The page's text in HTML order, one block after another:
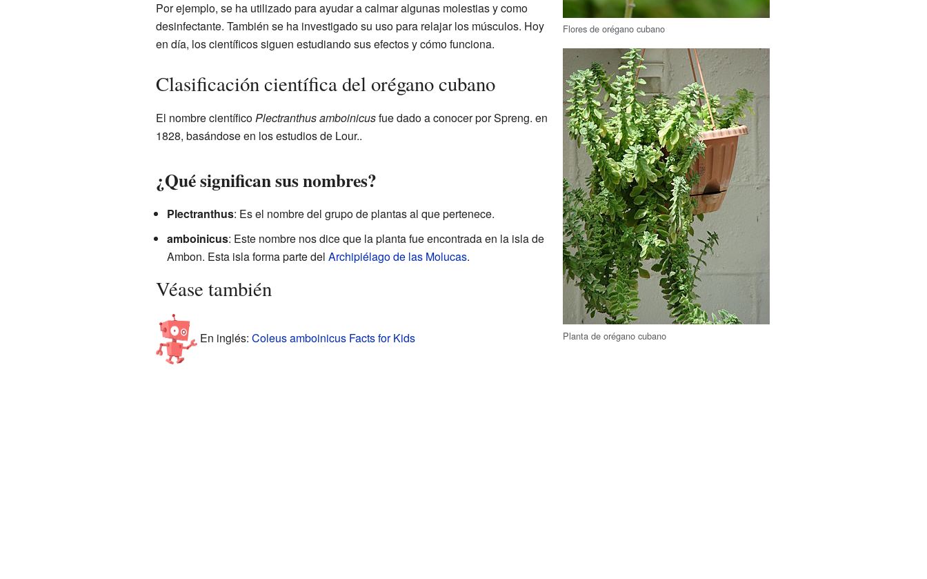
Flores de orégano cubano
Planta de orégano cubano
Por ejemplo, se ha utilizado para ayudar a calmar algunas molestias y como
desinfectante. También se ha investigado su uso para relajar los músculos. Hoy
en día, los científicos siguen estudiando sus efectos y cómo funciona.
Clasificación científica del orégano cubano
El nombre científicoPlectranthus amboinicusfue dado a conocer por Spreng. en
1828, basándose en los estudios de Lour..
¿Qué significan sus nombres?
Plectranthus: Es el nombre del grupo de plantas al que pertenece.
amboinicus: Este nombre nos dice que la planta fue encontrada en la isla de
Ambon. Esta isla forma parte del Archipiélago de las Molucas.
Véase también
En inglés: Coleus amboinicus Facts for Kids